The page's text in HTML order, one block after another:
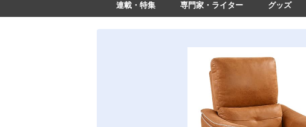
連載・特集 専門家・ライター グッズ